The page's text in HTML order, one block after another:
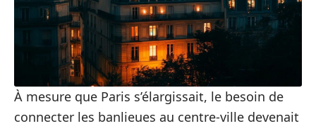
À mesure que Paris s’élargissait, le besoin de
connecter les banlieues au centre-ville devenait